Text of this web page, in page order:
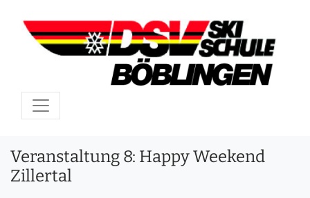
Veranstaltung 8: Happy Weekend
Zillertal